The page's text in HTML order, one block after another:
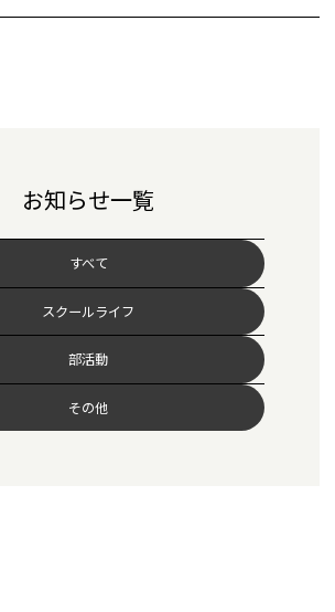
お知らせ一覧
すべて
スクールライフ
部活動
その他